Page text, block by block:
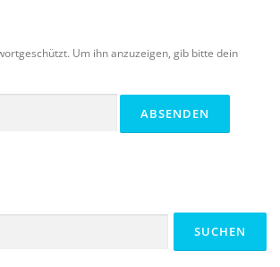
Um ihn anzuzeigen, gib bitte dein